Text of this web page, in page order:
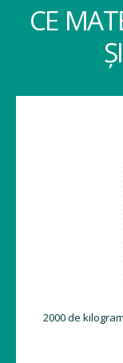
CE
2000 de